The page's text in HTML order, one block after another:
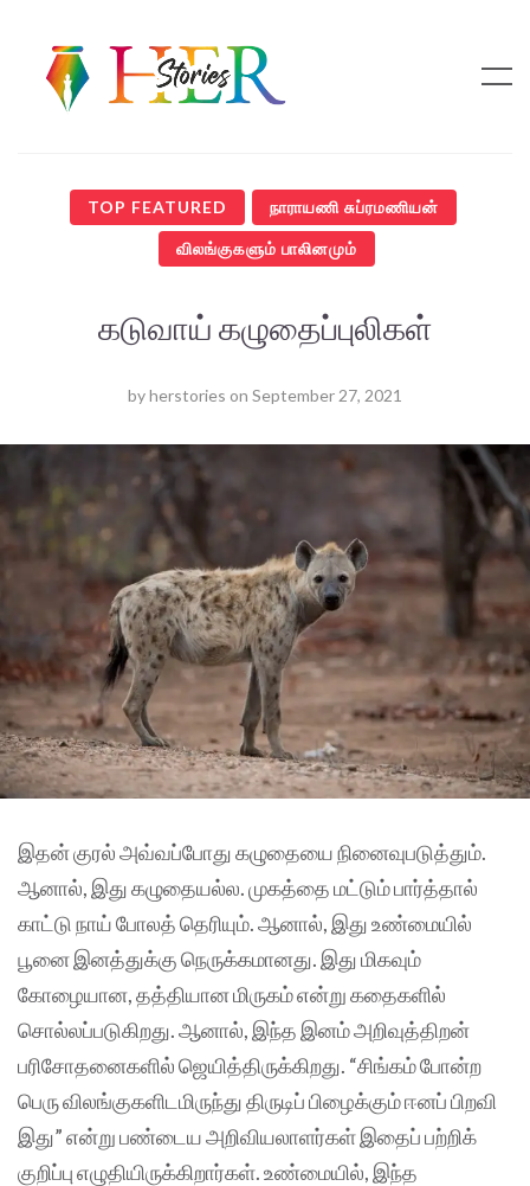
TOP FEATURED நாராயணி சுப்ரமணியன்
விலங்குகளும் பாலினமும்
கடுவாய் கழுதைப்புலிகள்
byherstories on September 27, 2021
இதன் குரல் அவ்வப்போது கழுதையை நினைவுபடுத்தும்.
ஆனால், இது கழுதையல்ல. முகத்தை மட்டும் பார்த்தால்
காட்டு நாய் போலத் தெரியும். ஆனால், இது உண்மையில்
பூனை இனத்துக்கு நெருக்கமானது. இது மிகவும்
கோழையான, தத்தியான மிருகம் என்று கதைகளில்
சொல்லப்படுகிறது. ஆனால், இந்த இனம் அறிவுத்திறன்
பரிசோதனைகளில் ஜெயித்திருக்கிறது. “சிங்கம் போன்ற
பெரு விலங்குகளிடமிருந்து திருடிப் பிழைக்கும் ஈனப் பிறவி
இது” என்று பண்டைய அறிவியலாளர்கள் இதைப் பற்றிக்
குறிப்பு எழுதியிருக்கிறார்கள். உண்மையில், இந்த